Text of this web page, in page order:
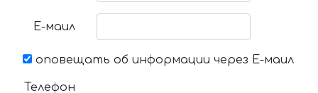
Е-маил
оповещать об информации через Е-маил
Телефон